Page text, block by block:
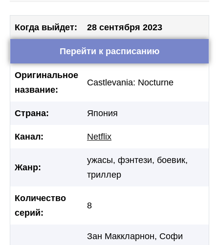
Когда выйдет: 28 сентября 2023
Перейти к расписанию
Оригинальное
название:
Castlevania: Nocturne
Страна: Япония
Канал: Netflix
Жанр:
ужасы, фэнтези, боевик,
триллер
Количество
серий:
8
Зан Маккларнон, Софи